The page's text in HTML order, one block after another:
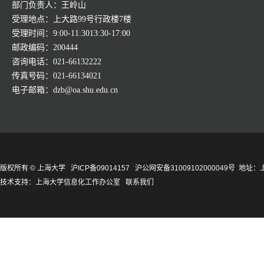
部门负责人：王岭山
受理地点：上大路99号行政楼7楼
受理时间：9:00-11:3013:30-17:00
邮政编码：200444
咨询电话：021-66132222
传真号码：021-66134021
电子邮箱：dzb@oa.shu.edu.cn
版权所有 © 上海大学 沪ICP备09014157 沪公网安备31009102000049号 地址：
技术支持： 上海大学信息化工作办公室 联系我们